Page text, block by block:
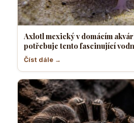
Axlotl mexický v domácím
potřebuje tento fascinující
Číst dále →